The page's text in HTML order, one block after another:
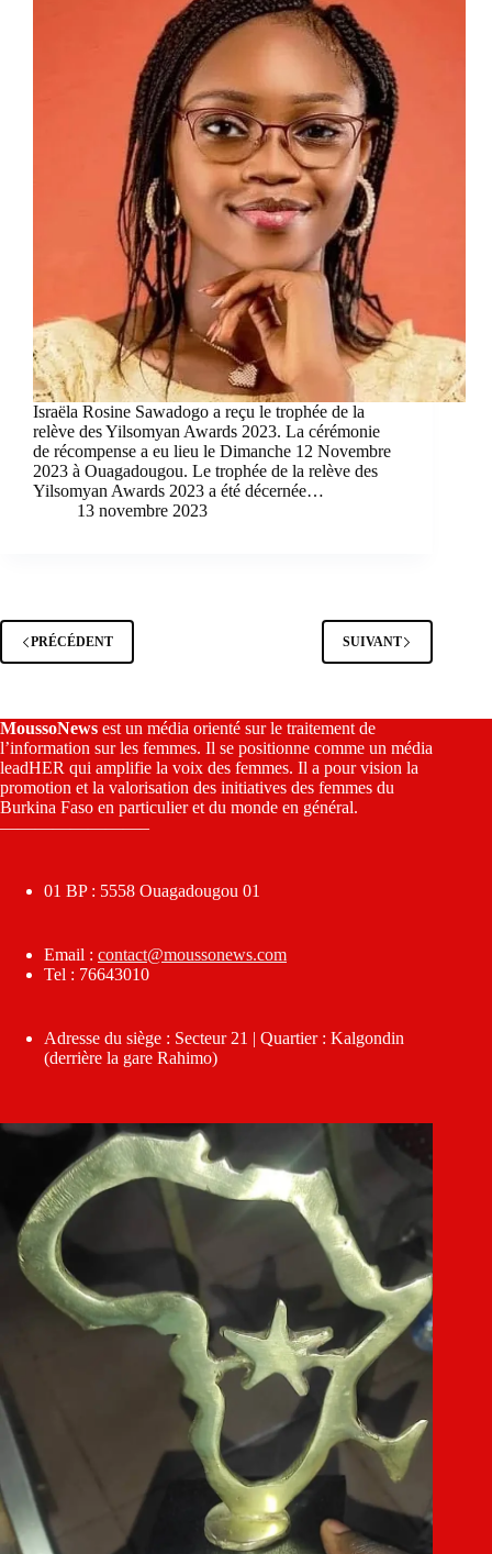
Israëla Rosine Sawadogo a reçu le trophée de la
relève des Yilsomyan Awards 2023. La cérémonie
de récompense a eu lieu le Dimanche 12 Novembre
2023 à Ouagadougou. Le trophée de la relève des
Yilsomyan Awards 2023 a été décernée…
13 novembre 2023
PRÉCÉDENT SUIVANT
MoussoNews est un média orienté sur le traitement de
l’information sur les femmes. Il se positionne comme un média
leadHER qui amplifie la voix des femmes. Il a pour vision la
promotion et la valorisation des initiatives des femmes du
Burkina Faso en particulier et du monde en général.
————————–
01 BP : 5558 Ouagadougou 01
Email : contact@moussonews.com
Tel : 76643010
Adresse du siège : Secteur 21 | Quartier : Kalgondin
(derrière la gare Rahimo)